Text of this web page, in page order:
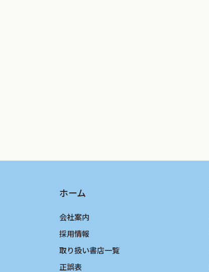
車谷典男
奈良県立医科大学
ホーム
会社案内
採用情報
取り扱い書店一覧
正誤表